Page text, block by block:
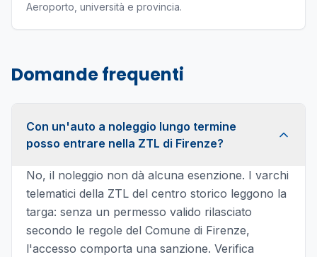
Aeroporto, università e provincia.
Domande frequenti
Con un'auto a noleggio lungo termine
posso entrare nella ZTL di Firenze?
No, il noleggio non dà alcuna esenzione. I varchi
telematici della ZTL del centro storico leggono la
targa: senza un permesso valido rilasciato
secondo le regole del Comune di Firenze,
l'accesso comporta una sanzione. Verifica